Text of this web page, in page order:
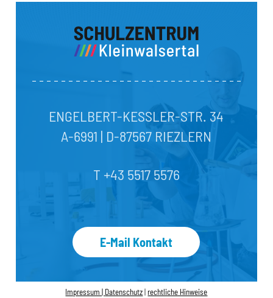
ENGELBERT-KESSLER-STR. 34
A-6991 | D-87567 RIEZLERN
T +43 5517 5576
E-Mail Kontakt
Impressum | Datenschutz|rechtliche Hinweise